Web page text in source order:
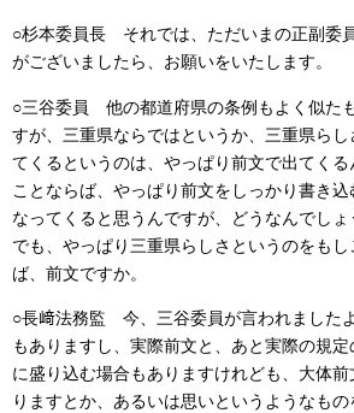
○杉本委員長 それでは、ただいまの正副委
がございましたら、お願いをいたします。
○三谷委員
他の都道府県の条例もよく似た
すが、三重県ならではというか、三重県ら
てくるというのは、やっぱり前文で出てくる
ことならば、やっぱり前文をしっかり書き
なってくると思うんですが、どうなんでし
でも、やっぱり三重県らしさというのをも
ば、前文ですか。
○長﨑法務監 今、三谷委員が言われました
もありますし、実際前文と、あと実際の規
に盛り込む場合もありますけれども、大体
りますとか、あるいは思いというようなも